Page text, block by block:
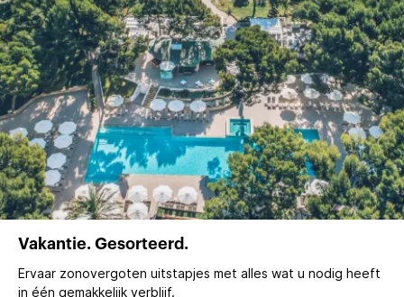
Vakantie. Gesorteerd.
Ervaar zonovergoten uitstapjes met alles wat u nodig heeft
in één gemakkelijk verblijf.